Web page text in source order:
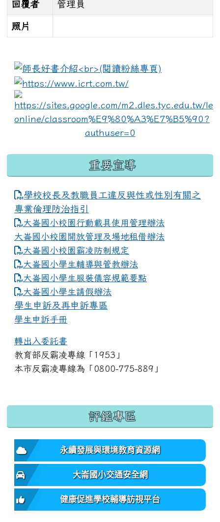
回覆者 管理員
照片
link to https://
重要宣導
學校校長及教職員工違反與性或性別有關之
專業倫理防治指引
大崙國小校園行動載具使用管理辦法
大崙國小校園開放管理及場地租借辦法
大崙國小校園霸凌防制規定
大崙國小學生輔導與管教辦法
大崙國小學生服裝儀容規範要點
link to https://www.dles.tyc.edu.tw/uploads/
大崙國小學生請假辦法
學生申訴及再申訴專區
學生申訴手冊
轉出入委託書
教育部反霸凌專線「1953」
本市反霸凌專線為「0800-775-889」
:::
評鑑專區
永續發展與環境教育資源網
大崙國小交通安全網
健康促進學校輔導訪視平台